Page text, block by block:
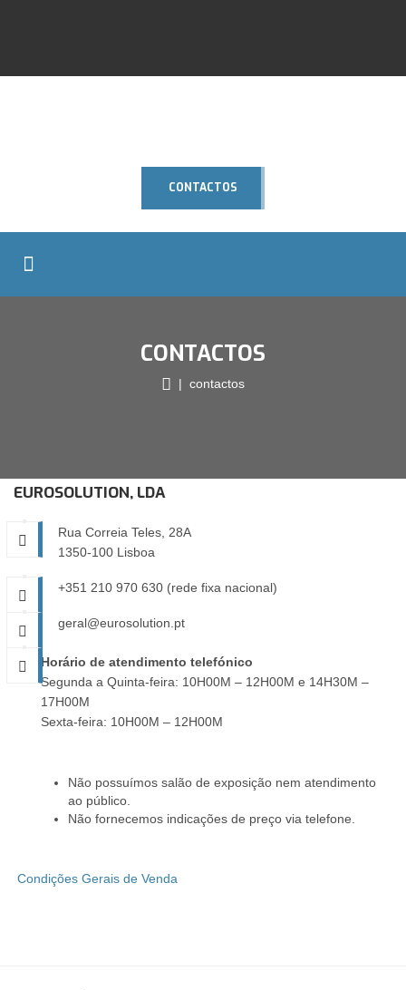
CONTACTOS
CONTACTOS
| contactos
EUROSOLUTION, LDA
Rua Correia Teles, 28A
1350-100 Lisboa
+351 210 970 630 (rede fixa nacional)
geral@eurosolution.pt
Horário de atendimento telefónico
Segunda a Quinta-feira: 10H00M – 12H00M e 14H30M –
17H00M
Sexta-feira: 10H00M – 12H00M
Não possuímos salão de exposição nem atendimento
ao público.
Não fornecemos indicações de preço via telefone.
Condições Gerais de Venda